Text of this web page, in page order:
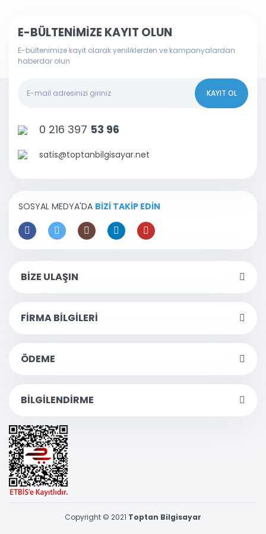
E-BÜLTENİMİZE KAYIT OLUN
E-bültenimize kayıt olarak yeniliklerden ve kampanyalardan
haberdar olun
KAYIT OL
0 216 397 53 96
satis@toptanbilgisayar.net
SOSYAL MEDYA'DA BİZİ TAKİP EDİN
BİZE ULAŞIN
FİRMA BİLGİLERİ
ÖDEME
BİLGİLENDİRME
Copyright © 2021 Toptan Bilgisayar